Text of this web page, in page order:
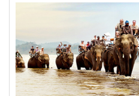
97 năm ngày thành lập Công